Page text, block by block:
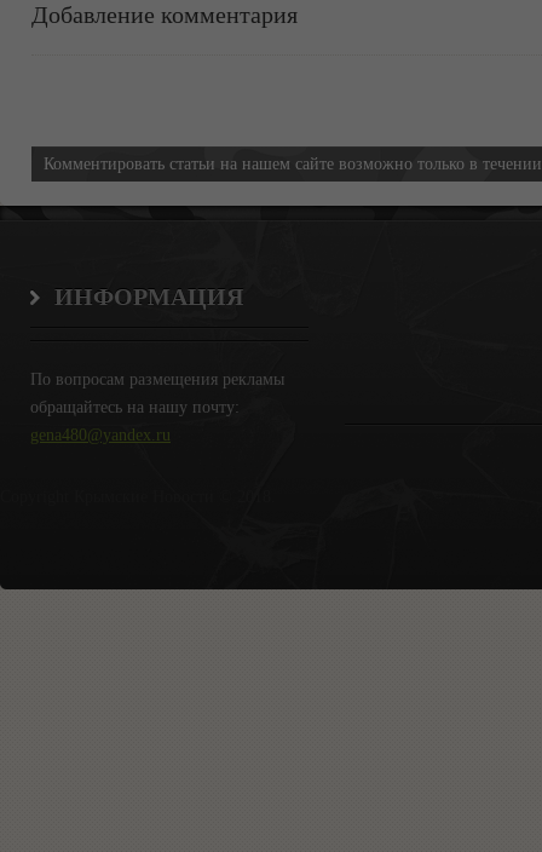
Добавление комментария
Комментировать статьи на нашем сайте возможно только в
ИНФОРМАЦИЯ
По вопросам размещения рекламы
обращайтесь на нашу почту:
gena480@yandex.ru